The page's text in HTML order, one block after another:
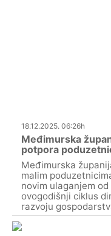
18.12.2025. 06:26h
Međimurska
potpora
Međimurska
malim
novim ulaganjem
ovogodišnji ciklus
razvoju